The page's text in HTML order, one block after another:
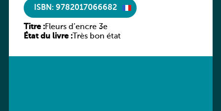
ISBN: 9782017066682
Titre :Fleurs d’encre 3e
État du livre :Très bon état